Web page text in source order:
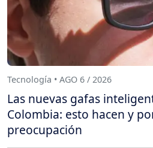
Tecnología • AGO 6 / 2026
Las nuevas gafas
Colombia: esto hacen y
preocupación